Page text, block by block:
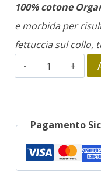
100% cotone
e morbida per
fettuccia sul collo,
Michael
Jordan
Pagamento